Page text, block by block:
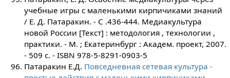
учебные игры с маленькими кирпичиками знаний
/ Е. Д. Патаракин. - С .436-444. Медиакультура
новой России [Текст] : методология , технологии ,
практики. - М. ; Екатеринбург : Академ. проект, 2007.
- 509 с. - ISBN 978-5-8291-0903-5
Патаракин Е.Д. Повседневная сетевая культура -